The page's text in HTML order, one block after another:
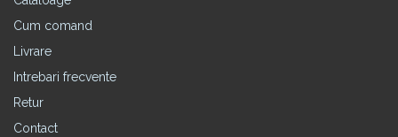
Cum comand
Livrare
Intrebari frecvente
Retur
Contact